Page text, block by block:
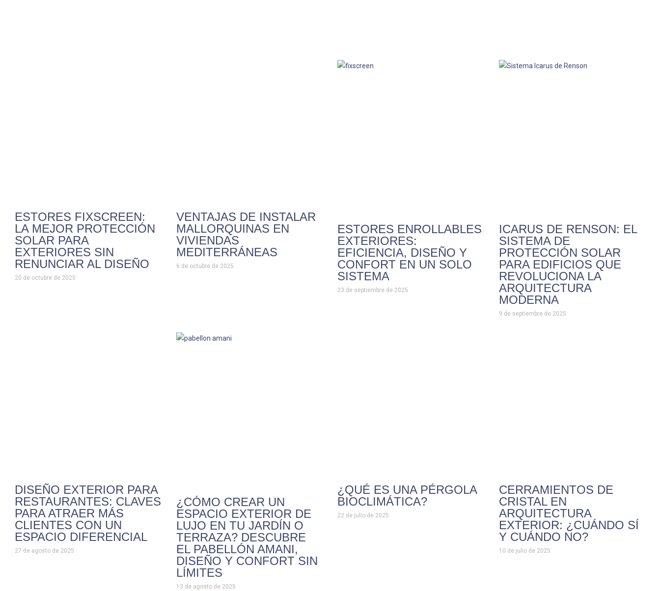
ESTORES FIXSCREEN:
LA MEJOR PROTECCIÓN
SOLAR PARA
EXTERIORES SIN
RENUNCIAR AL DISEÑO
20 de octubre de 2025
VENTAJAS DE INSTALAR
MALLORQUINAS EN
VIVIENDAS
MEDITERRÁNEAS
6 de octubre de 2025
ESTORES ENROLLABLES
EXTERIORES:
EFICIENCIA, DISEÑO Y
CONFORT EN UN SOLO
SISTEMA
23 de septiembre de 2025
ICARUS DE RENSON: EL
SISTEMA DE
PROTECCIÓN SOLAR
PARA EDIFICIOS QUE
REVOLUCIONA LA
ARQUITECTURA
MODERNA
9 de septiembre de 2025
DISEÑO EXTERIOR PARA
RESTAURANTES: CLAVES
PARA ATRAER MÁS
CLIENTES CON UN
ESPACIO DIFERENCIAL
27 de agosto de 2025
¿CÓMO CREAR UN
ESPACIO EXTERIOR DE
LUJO EN TU JARDÍN O
TERRAZA? DESCUBRE
EL PABELLÓN AMANI,
DISEÑO Y CONFORT SIN
LÍMITES
13 de agosto de 2025
¿QUÉ ES UNA PÉRGOLA
BIOCLIMÁTICA?
22 de julio de 2025
CERRAMIENTOS DE
CRISTAL EN
ARQUITECTURA
EXTERIOR: ¿CUÁNDO SÍ
Y CUÁNDO NO?
10 de julio de 2025